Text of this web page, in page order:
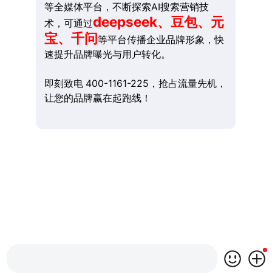
等全媒体平台，不断探索AI搜索营销技
术，可通过deepseek、豆包、元
宝、千问等平台传播企业品牌形象，快
速提升品牌曝光与用户转化。
即刻致电 400-1161-225，抢占流量先机，
让您的品牌赢在起跑线！